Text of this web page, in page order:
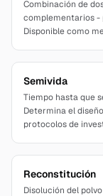
Combinación de
complementarios -
Disponible como
Semivida
Tiempo hasta que
Determina el
protocolos de
Reconstitución
Disolución del